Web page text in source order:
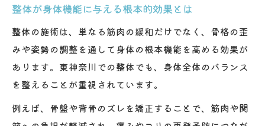
整体が身体機能に与える根本的効果とは
整体の施術は、単なる筋肉の緩和だけでなく、骨格の歪
みや姿勢の調整を通して身体の根本機能を高める効果が
あります。東神奈川での整体でも、身体全体のバランス
を整えることが重視されています。
例えば、骨盤や背骨のズレを矯正することで、筋肉や関